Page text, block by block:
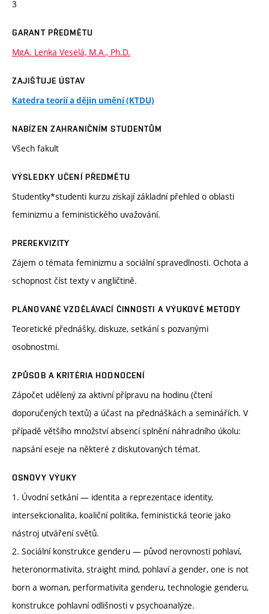
3
GARANT PŘEDMĚTU
MgA. Lenka Veselá, M.A., Ph.D.
ZAJIŠŤUJE ÚSTAV
Katedra teorií a dějin umění (KTDU)
NABÍZEN ZAHRANIČNÍM STUDENTŮM
Všech fakult
VÝSLEDKY UČENÍ PŘEDMĚTU
Studentky*studenti kurzu získají základní přehled o oblasti
feminizmu a feministického uvažování.
PREREKVIZITY
Zájem o témata feminizmu a sociální spravedlnosti. Ochota a
schopnost číst texty v angličtině.
PLÁNOVANÉ VZDĚLÁVACÍ ČINNOSTI A VÝUKOVÉ METODY
Teoretické přednášky, diskuze, setkání s pozvanými
osobnostmi.
ZPŮSOB A KRITÉRIA HODNOCENÍ
Zápočet udělený za aktivní přípravu na hodinu (čtení
doporučených textů) a účast na přednáškách a seminářích. V
případě většího množství absencí splnění náhradního úkolu:
napsání eseje na některé z diskutovaných témat.
OSNOVY VÝUKY
1. Úvodní setkání — identita a reprezentace identity,
intersekcionalita, koaliční politika, feministická teorie jako
nástroj utváření světů.
2. Sociální konstrukce genderu — původ nerovnosti pohlaví,
heteronormativita, straight mind, pohlaví a gender, one is not
born a woman, performativita genderu, technologie genderu,
konstrukce pohlavní odlišnosti v psychoanalýze.